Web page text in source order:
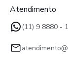
Atendimento
(11) 9 8880 -